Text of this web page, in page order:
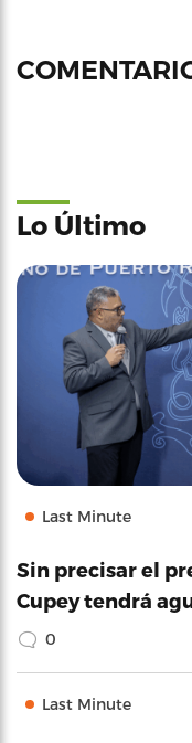
Lo Último
Last Minute
Sin precisar el
Cupey tendrá
0
Last Minute